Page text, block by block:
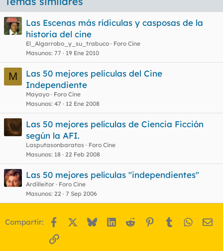
Las Escenas más rídiculas y casposas de la
historia del cine
El_Algarrobo_y_su_trabuco
Foro Cine
Masunos 77 19 Ene 2010
M
Las 50 mejores peliculas del Cine
Independiente
Mayayo
Foro Cine
Masunos 47 12 Ene 2008
Las 50 mejores películas de Ciencia Ficción
según la AFI.
Lasputasonbaratas
Foro Cine
Masunos 18 22 Feb 2008
Las 50 mejores películas "independientes"
Ardilleitor
Foro Cine
Masunos 22 7 Sep 2006
Compartir: Facebook BlueskyLinkedIn
Reddit Pinterest
Tumblr
Enlace